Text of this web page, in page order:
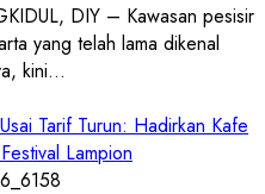
DIY – Kawasan pesisir
yang telah lama dikenal
kini...
Tarif Turun: Hadirkan Kafe
Lampion